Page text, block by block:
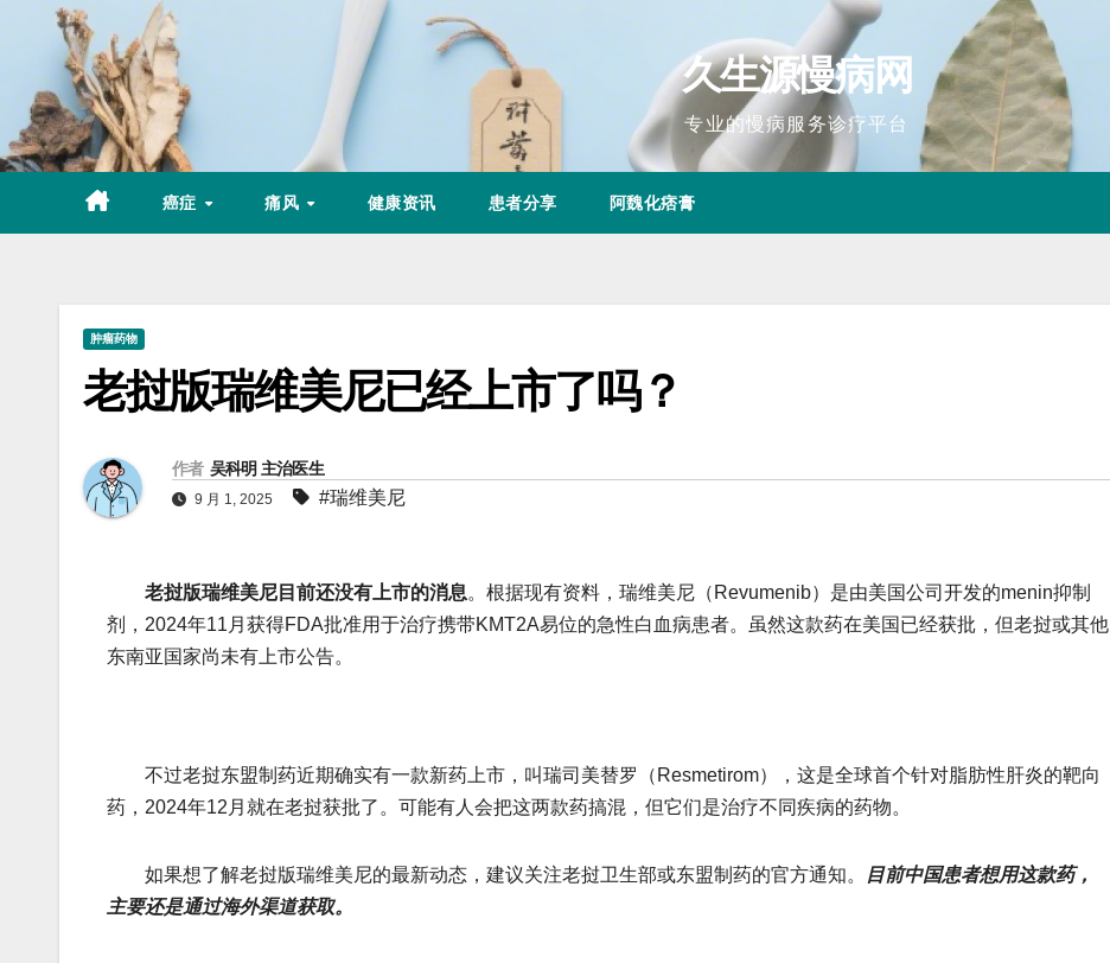
content
久生源慢病网
专业的慢病服务诊疗平台
癌症 痛风 健康资讯 患者分享 阿魏化痞膏
肿瘤药物
老挝版瑞维美尼已经上市了吗？
作者 吴科明 主治医生
9 月 1, 2025 #瑞维美尼
老挝版瑞维美尼目前还没有上市的消息。根据现有资料，瑞维美尼（Revumenib）是由美国公司开发的menin抑制
剂，2024年11月获得FDA批准用于治疗携带KMT2A易位的急性白血病患者。虽然这款药在美国已经获批，但老挝或其他
东南亚国家尚未有上市公告。
不过老挝东盟制药近期确实有一款新药上市，叫瑞司美替罗（Resmetirom），这是全球首个针对脂肪性肝炎的靶向
药，2024年12月就在老挝获批了。可能有人会把这两款药搞混，但它们是治疗不同疾病的药物。
如果想了解老挝版瑞维美尼的最新动态，建议关注老挝卫生部或东盟制药的官方通知。
目前中国患者想用这款药，
主要还是通过海外渠道获取。